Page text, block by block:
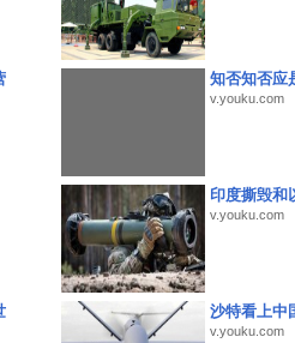
知否知否应
v.youku.com
印度撕毁和
v.youku.com
沙特看上中
v.youku.com